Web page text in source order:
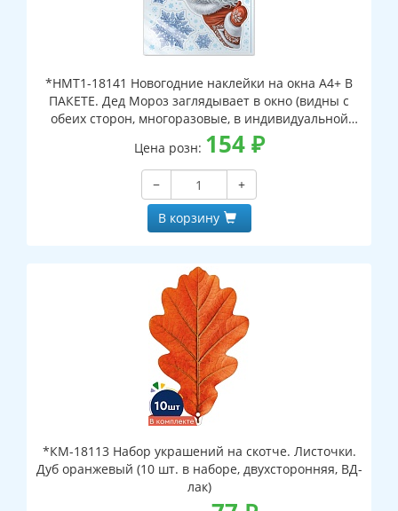
*НМТ1-18141 Новогодние наклейки на окна А4+ В
ПАКЕТЕ. Дед Мороз заглядывает в окно (видны с
обеих сторон, многоразовые, в индивидуальной
упаковке, с европодвесом и клеевым клапаном)
Цена розн: 154₽
−
+
В корзину
*КМ-18113 Набор украшений на скотче. Листочки.
Дуб оранжевый (10 шт. в наборе, двухсторонняя, ВД-
лак)